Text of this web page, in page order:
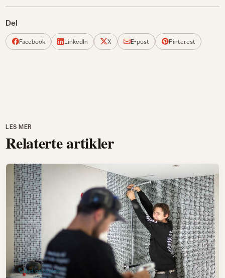
Del
Facebook LinkedIn X E-post Pinterest
LES MER
Relaterte artikler
Bad og toalett